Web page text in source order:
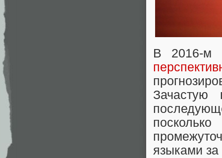
В 2016-м
Зачастую
языками